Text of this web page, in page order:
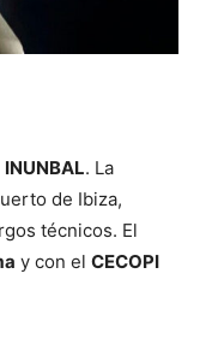
INUNBAL. La
de Ibiza,
técnicos. El
y con el CECOPI